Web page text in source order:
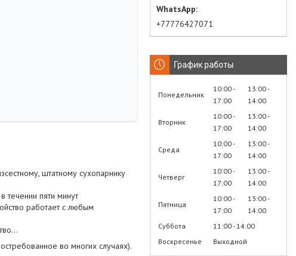
штатному сухопарнику
течении пяти минут
работает с любым
во многих случаях).
+77776427071
График работы
Понедельник
10:00
17:00
13:00
14:00
Вторник
10:00
17:00
13:00
14:00
Среда
10:00
17:00
13:00
14:00
Четверг
10:00
17:00
13:00
14:00
Пятница
10:00
17:00
13:00
14:00
Суббота
11:00 14:00
Воскресенье
Выходной